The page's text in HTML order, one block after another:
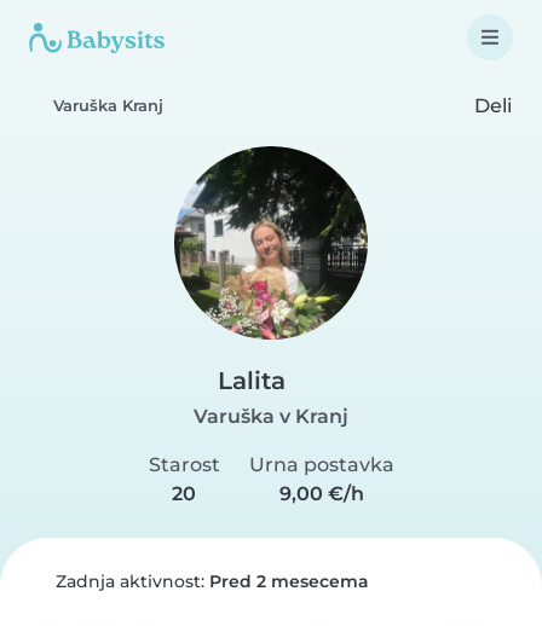
Varuška Kranj Deli
Lalita
Varuška v Kranj
Starost
20
Urna postavka
9,00 €/h
Zadnja aktivnost: Pred 2 mesecema